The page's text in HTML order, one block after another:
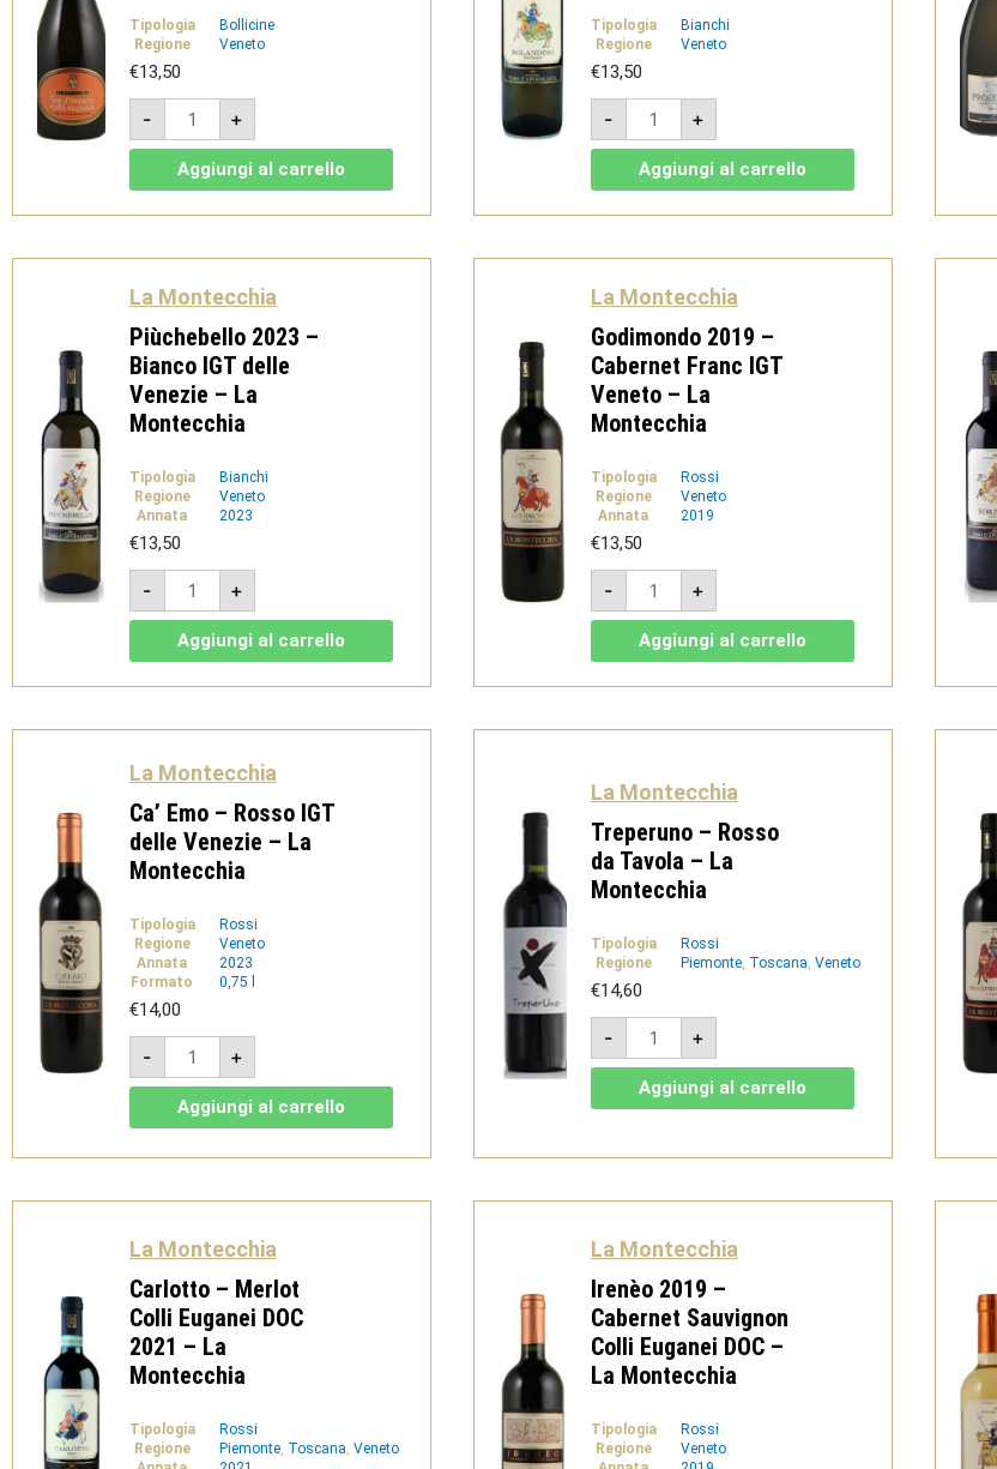
Tipologia
Bollicine
Regione
Veneto
€13,50
-
Fior
d'Arancio
-
Colli
Euganei
DOCG
Spumante
quantità
+
Aggiungi al carrello
Tipologia
Bianchi
Regione
Veneto
€13,50
-
Rolandino
2023
-
Pinot
Bianco
Colli
Euganei
Montecchia
quantità
+
Aggiungi al carrello
La Montecchia
Piùchebello 2023 –
Bianco IGT delle
Venezie – La
Montecchia
Tipologia
Bianchi
Regione
Veneto
Annata
2023
€13,50
-
Piùchebello
2023
-
Bianco
IGT
delle
Venezie
+
Aggiungi al carrello
La Montecchia
Godimondo 2019 –
Cabernet Franc IGT
Veneto – La
Montecchia
Tipologia
Rossi
Regione
Veneto
Annata
2019
€13,50
-
Godimondo
2019
-
Cabernet
Franc
IGT
Veneto
+
Aggiungi al carrello
La Montecchia
Ca’ Emo – Rosso IGT
delle Venezie – La
Montecchia
Tipologia
Rossi
Regione
Veneto
Annata
2023
Formato
0,75 l
€14,00
-
Ca'
Emo
-
Rosso
IGT
delle
Montecchia
+
Aggiungi al carrello
La Montecchia
Treperuno – Rosso
da Tavola – La
Montecchia
Tipologia
Rossi
Regione
Piemonte, Toscana Veneto
€14,60
-
Treperuno
Rosso
da
Tavola
-
+
Aggiungi al carrello
La Montecchia
Carlotto – Merlot
Colli Euganei DOC
2021 – La
Montecchia
Tipologia
Rossi
Regione
Piemonte, Toscana Veneto
La Montecchia
Irenèo 2019 –
Cabernet Sauvignon
Colli Euganei DOC –
La Montecchia
Tipologia
Rossi
Regione
Veneto